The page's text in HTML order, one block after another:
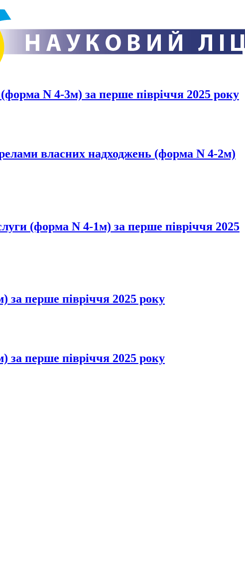
N 4-3м) за перше півріччя 2025 року
власних надходжень (форма N 4-2м)
(форма N 4-1м) за перше півріччя 2025
за перше півріччя 2025 року
за перше півріччя 2025 року